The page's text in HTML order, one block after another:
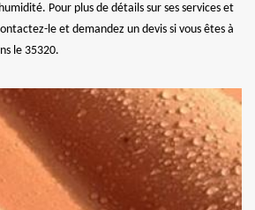
Pour plus de détails sur ses services et
le et demandez un devis si vous êtes à
le 35320.